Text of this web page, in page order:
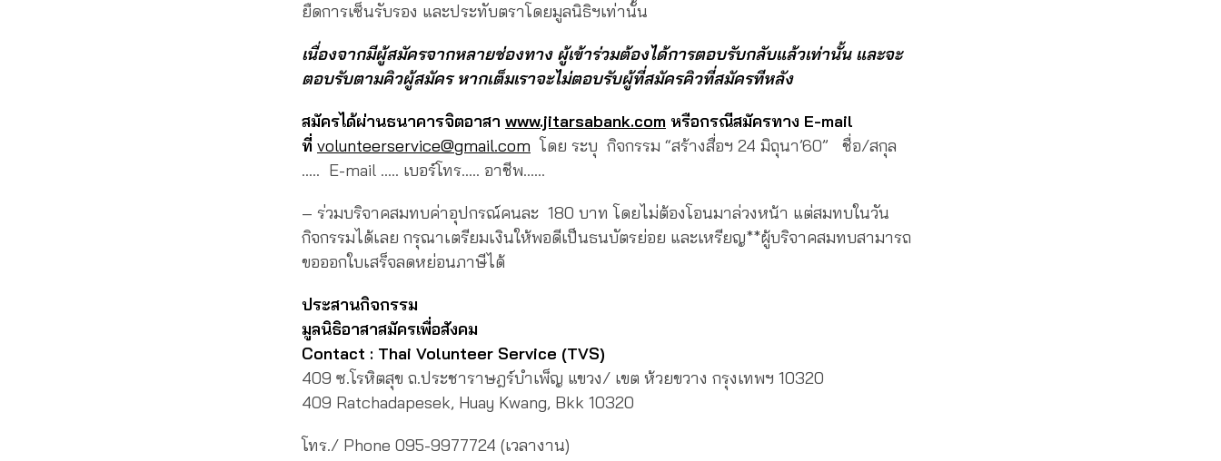
ยืดการเซ็นรับรอง และประทับตราโดยมูลนิธิฯเท่านั้น
เนื่องจากมีผู้สมัครจากหลายช่องทาง ผู้เข้าร่วมต้องได้การตอบรับกลับแล้วเท่านั้น และจะ
ตอบรับตามคิวผู้สมัคร หากเต็มเราจะไม่ตอบรับผู้ที่สมัครคิวที่สมัครทีหลัง
สมัครได้ผ่านธนาคารจิตอาสา www.jitarsabank.com หรือกรณีสมัครทาง E-mail
ที่ volunteerservice@gmail.com โดย ระบุ กิจกรรม “สร้างสื่อฯ 24 มิถุนา’60” ชื่อ/สกุล
….. E-mail ….. เบอร์โทร….. อาชีพ……
– ร่วมบริจาคสมทบค่าอุปกรณ์คนละ 180 บาท โดยไม่ต้องโอนมาล่วงหน้า แต่สมทบในวัน
กิจกรรมได้เลย กรุณาเตรียมเงินให้พอดีเป็นธนบัตรย่อย และเหรียญ**ผู้บริจาคสมทบสามารถ
ขอออกใบเสร็จลดหย่อนภาษีได้
ประสานกิจกรรม
มูลนิธิอาสาสมัครเพื่อสังคม
Contact : Thai Volunteer Service (TVS)
409 ซ.โรหิตสุข ถ.ประชาราษฎร์บำเพ็ญ แขวง/ เขต ห้วยขวาง กรุงเทพฯ 10320
409 Ratchadapesek, Huay Kwang, Bkk 10320
โทร./ Phone 095-9977724 (เวลางาน)